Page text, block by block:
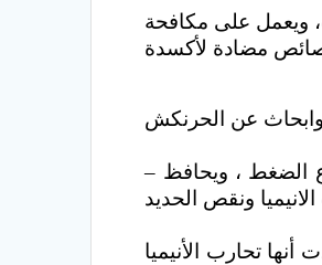
ويعمل على مكافحة
– أثبتت دراسة علمية أن تناول 9 غرامات يومياً من الحرنكش، يمكن أن يقي من ارتفاع الكوليسترول في الدم، ومن ارتفاع الضغط ، ويحافظ
أنيميا نقص الحديد فالتجارب التي اجريت على الفئران لمدة 3 أشهر أكدت أنها تحارب الأنيميا